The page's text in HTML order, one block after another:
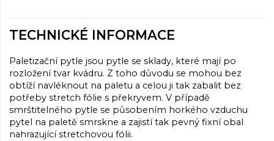
TECHNICKÉ INFORMACE
Paletizační pytle jsou pytle se sklady, které mají po
rozložení tvar kvádru. Z toho důvodu se mohou bez
obtíží navléknout na paletu a celou ji tak zabalit bez
potřeby stretch fólie s překryvem. V případě
smrštitelného pytle se působením horkého vzduchu
pytel na paletě smrskne a zajistí tak pevný fixní obal
nahrazující stretchovou fólii.